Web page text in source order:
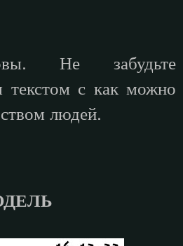
Не забудьте
текстом с как можно
людей.